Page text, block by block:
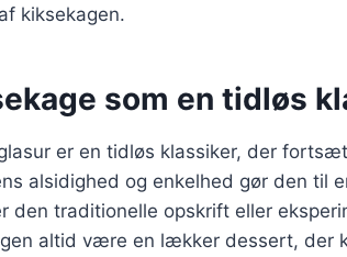
kiksekagen.
som en tidløs
er en tidløs klassiker, der
alsidighed og enkelhed gør den til
den traditionelle opskrift eller
altid være en lækker dessert, der